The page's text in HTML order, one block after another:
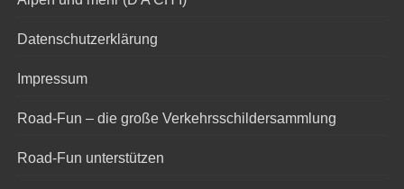
Datenschutzerklärung
Impressum
Road-Fun – die große Verkehrsschildersammlung
Road-Fun unterstützen